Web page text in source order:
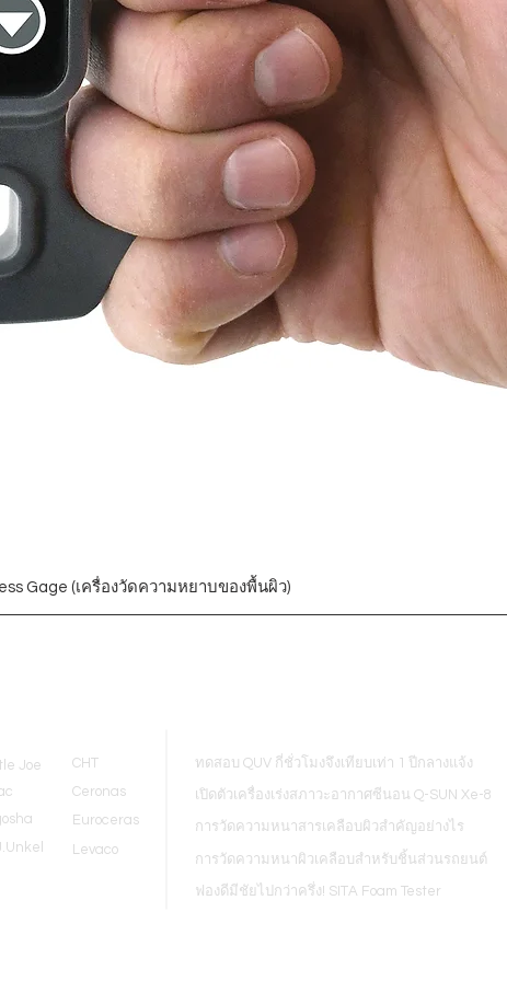
Gage (เครื่องวัดความหยาบของพื้นผิว)
ทดสอบ QUV กี่ชั่วโมงจึงเทียบเท่า 1 ปีกลางแจ้ง
เปิดตัวเครื่องเร่งสภาวะอากาศซีนอน Q-SUN Xe-8
การวัดความหนาสารเคลือบผิวสำคัญอย่างไร
การวัดความหนาผิวเคลือบสำหรับชิ้นส่วนรถยนต์
ฟองดีมีชัยไปกว่าครึ่ง! SITA Foam Tester
Joe
CHT
Ceronas
Euroceras
Levaco